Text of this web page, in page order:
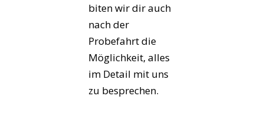
biten wir dir auch
nach der
Probefahrt die
Möglichkeit, alles
im Detail mit uns
zu besprechen.